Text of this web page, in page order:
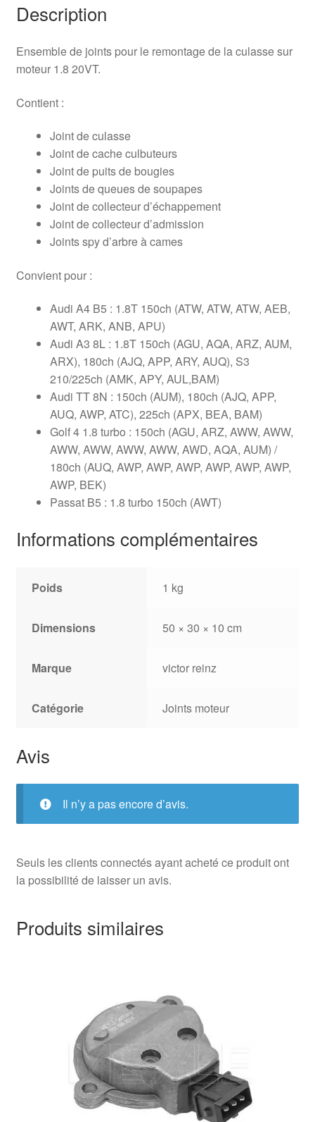
Description
Ensemble de joints pour le remontage de la culasse sur
moteur 1.8 20VT.
Contient :
Joint de culasse
Joint de cache culbuteurs
Joint de puits de bougies
Joints de queues de soupapes
Joint de collecteur d’échappement
Joint de collecteur d’admission
Joints spy d’arbre à cames
Convient pour :
Audi A4 B5 : 1.8T 150ch (ATW, ATW, ATW, AEB,
AWT, ARK, ANB, APU)
Audi A3 8L : 1.8T 150ch (AGU, AQA, ARZ, AUM,
ARX), 180ch (AJQ, APP, ARY, AUQ), S3
210/225ch (AMK, APY, AUL,BAM)
Audi TT 8N : 150ch (AUM), 180ch (AJQ, APP,
AUQ, AWP, ATC), 225ch (APX, BEA, BAM)
Golf 4 1.8 turbo : 150ch (AGU, ARZ, AWW, AWW,
AWW, AWW, AWW, AWW, AWD, AQA, AUM) /
180ch (AUQ, AWP, AWP, AWP, AWP, AWP, AWP,
AWP, BEK)
Passat B5 : 1.8 turbo 150ch (AWT)
Informations complémentaires
Poids 1 kg
Dimensions 50 × 30 × 10 cm
Marque victor reinz
Catégorie Joints moteur
Avis
Il n’y a pas encore d’avis.
Seuls les clients connectés ayant acheté ce produit ont
la possibilité de laisser un avis.
Produits similaires